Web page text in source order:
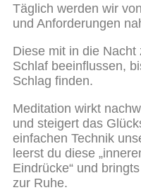
Täglich werden wir
und Anforderungen
Diese mit in die
Schlaf beeinflussen,
Schlag finden.
Meditation wirkt
und steigert das
einfachen Technik
leerst du diese
Eindrücke“ und
zur Ruhe.